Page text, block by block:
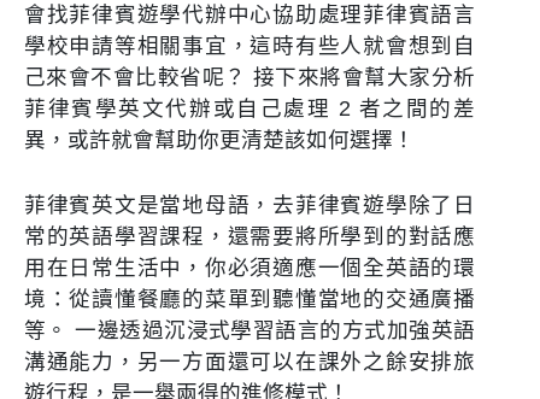
會找菲律賓遊學代辦中心協助處理菲律賓語言
學校申請等相關事宜，這時有些人就會想到自
己來會不會比較省呢？ 接下來將會幫大家分析
菲律賓學英文代辦或自己處理 2 者之間的差
異，或許就會幫助你更清楚該如何選擇！
菲律賓英文是當地母語，去菲律賓遊學除了日
常的英語學習課程，還需要將所學到的對話應
用在日常生活中，你必須適應一個全英語的環
境：從讀懂餐廳的菜單到聽懂當地的交通廣播
等。 一邊透過沉浸式學習語言的方式加強英語
溝通能力，另一方面還可以在課外之餘安排旅
遊行程，是一舉兩得的進修模式！